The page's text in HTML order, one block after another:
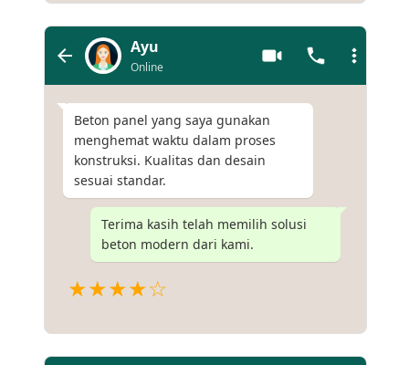
Ayu
Online
Beton panel yang saya gunakan
menghemat waktu dalam proses
konstruksi. Kualitas dan desain
sesuai standar.
Terima kasih telah memilih solusi
beton modern dari kami.
★★★★☆